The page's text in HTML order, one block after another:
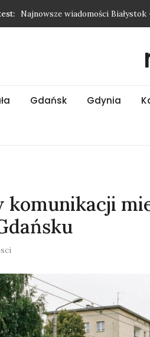
Najnowsze wiadomości
Najnowsze wiadomości Słupsk
Najnowsze wiadomości Kraków
Gdańsk Gdynia